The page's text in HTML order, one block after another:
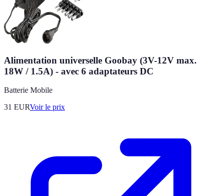
Alimentation universelle Goobay (3V-12V max.
18W / 1.5A) - avec 6 adaptateurs DC
Batterie Mobile
31 EURVoir le prix